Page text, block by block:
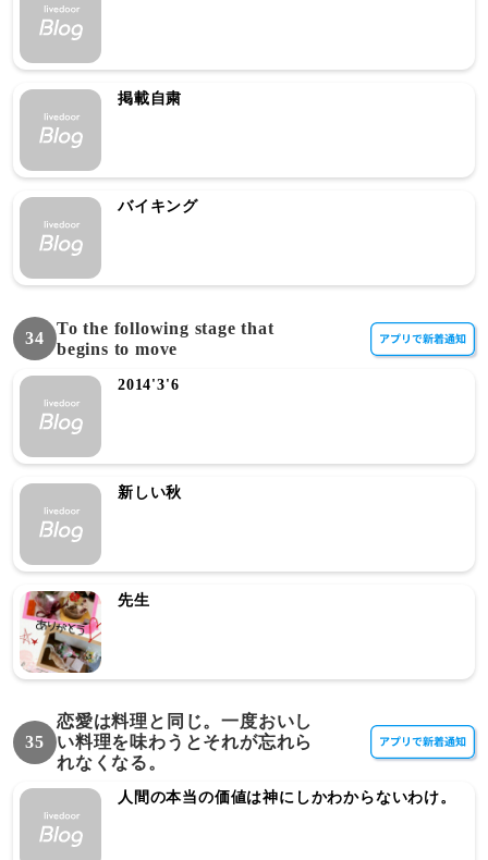
掲載自粛
バイキング
34
To the following stage that
begins to move
2014'3'6
新しい秋
先生
35
恋愛は料理と同じ。一度おいし
い料理を味わうとそれが忘れら
れなくなる。
人間の本当の価値は神にしかわからないわけ。